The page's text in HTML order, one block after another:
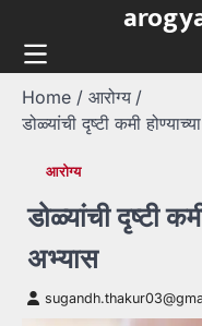
content
Home
आरोग्य
डोळ्यांची दृष्टी कमी
आरोग्य
डोळ्यांची दृष्टी
अभ्यास